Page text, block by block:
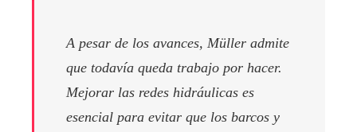
A pesar de los avances, Müller admite
que todavía queda trabajo por hacer.
Mejorar las redes hidráulicas es
esencial para evitar que los barcos y